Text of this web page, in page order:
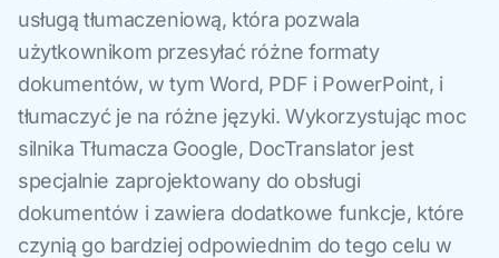
usługą tłumaczeniową, która pozwala
użytkownikom przesyłać różne formaty
dokumentów, w tym Word, PDF i PowerPoint, i
tłumaczyć je na różne języki. Wykorzystując moc
silnika Tłumacza Google, DocTranslator jest
specjalnie zaprojektowany do obsługi
dokumentów i zawiera dodatkowe funkcje, które
czynią go bardziej odpowiednim do tego celu w